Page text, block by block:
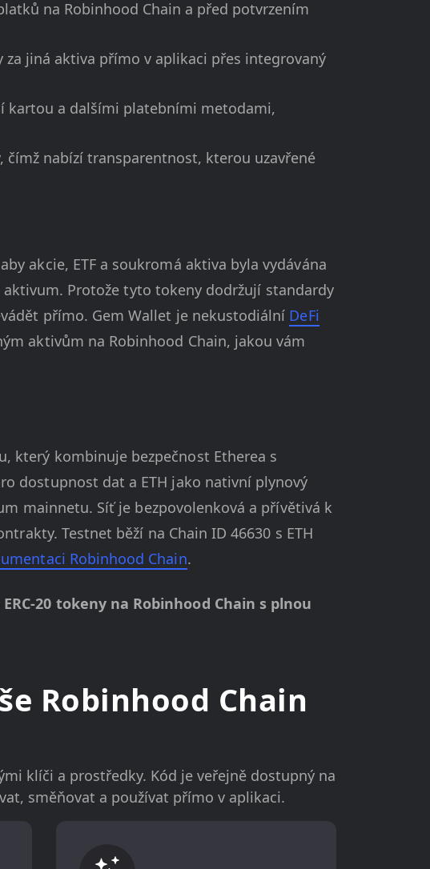
na Robinhood Chain a před potvrzením
za jiná aktiva přímo v aplikaci přes integrovaný
kartou a dalšími platebními metodami,
čímž nabízí transparentnost, kterou uzavřené
akcie, ETF a soukromá aktiva byla vydávána
Protože tyto tokeny dodržují standardy
přímo. Gem Wallet je nekustodiální DeFi
aktivům na Robinhood Chain, jakou vám
který kombinuje bezpečnost Etherea s
dostupnost dat a ETH jako nativní plynový
mainnetu. Síť je bezpovolenková a přívětivá k
Testnet běží na Chain ID 46630 s ETH
Robinhood Chain.
20 tokeny na Robinhood Chain s plnou
Robinhood Chain
klíči a prostředky. Kód je veřejně dostupný na
směňovat a používat přímo v aplikaci.